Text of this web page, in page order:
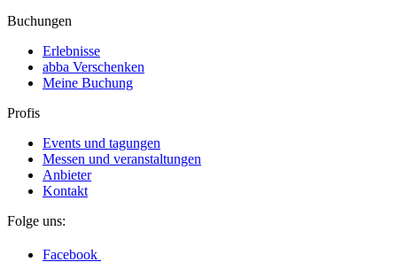
Buchungen
Erlebnisse
abba Verschenken
Meine Buchung
Profis
Events und tagungen
Messen und veranstaltungen
Anbieter
Kontakt
Folge uns:
Facebook